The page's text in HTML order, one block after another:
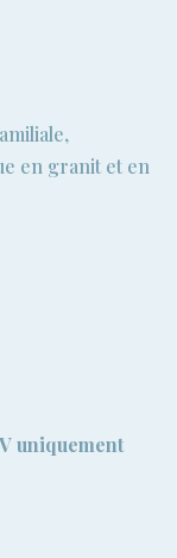
en granit et en
uniquement